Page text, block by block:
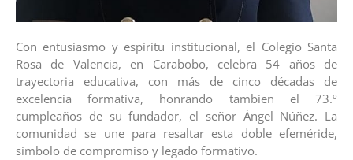
Con entusiasmo y espíritu institucional, el Colegio Santa
Rosa de Valencia, en Carabobo, celebra 54 años de
trayectoria educativa, con más de cinco décadas de
excelencia formativa, honrando tambien el 73.º
cumpleaños de su fundador, el señor Ángel Núñez. La
comunidad se une para resaltar esta doble efeméride,
símbolo de compromiso y legado formativo.